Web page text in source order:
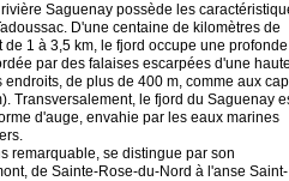
Saguenay possède les
D'une centaine de kilomètres de
1 à 3,5 km, le fjord occupe une profonde
par des falaises escarpées d'une
de plus de 400 m, comme aux
Transversalement, le fjord du Saguenay
d'auge, envahie par les eaux marines
remarquable, se distingue par son
de Sainte-Rose-du-Nord à l'anse Saint-